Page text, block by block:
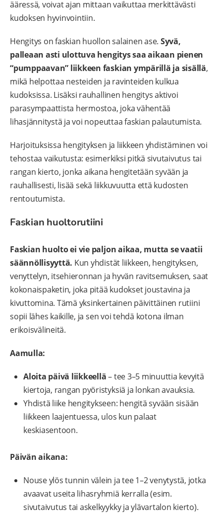
ääressä, voivat ajan mittaan vaikuttaa merkittävästi
kudoksen hyvinvointiin.
Hengitys on faskian huollon salainen ase. Syvä,
palleaan asti ulottuva hengitys saa aikaan pienen
“pumppaavan” liikkeen faskian ympärillä ja sisällä,
mikä helpottaa nesteiden ja ravinteiden kulkua
kudoksissa. Lisäksi rauhallinen hengitys aktivoi
parasympaattista hermostoa, joka vähentää
lihasjännitystä ja voi nopeuttaa faskian palautumista.
Harjoituksissa hengityksen ja liikkeen yhdistäminen voi
tehostaa vaikutusta: esimerkiksi pitkä sivutaivutus tai
rangan kierto, jonka aikana hengitetään syvään ja
rauhallisesti, lisää sekä liikkuvuutta että kudosten
rentoutumista.
Faskian huoltorutiini
Faskian huolto ei vie paljon aikaa, mutta se vaatii
säännöllisyyttä. Kun yhdistät liikkeen, hengityksen,
venyttelyn, itsehieronnan ja hyvän ravitsemuksen, saat
kokonaispaketin, joka pitää kudokset joustavina ja
kivuttomina. Tämä yksinkertainen päivittäinen rutiini
sopii lähes kaikille, ja sen voi tehdä kotona ilman
erikoisvälineitä.
Aamulla:
Aloita päivä liikkeellä– tee 3–5 minuuttia kevyitä
kiertoja, rangan pyöristyksiä ja lonkan avauksia.
Yhdistä liike hengitykseen: hengitä syvään sisään
liikkeen laajentuessa, ulos kun palaat
keskiasentoon.
Päivän aikana:
Nouse ylös tunnin välein ja tee 1–2 venytystä, jotka
avaavat useita lihasryhmiä kerralla (esim.
sivutaivutus tai askelkyykky ja ylävartalon kierto).